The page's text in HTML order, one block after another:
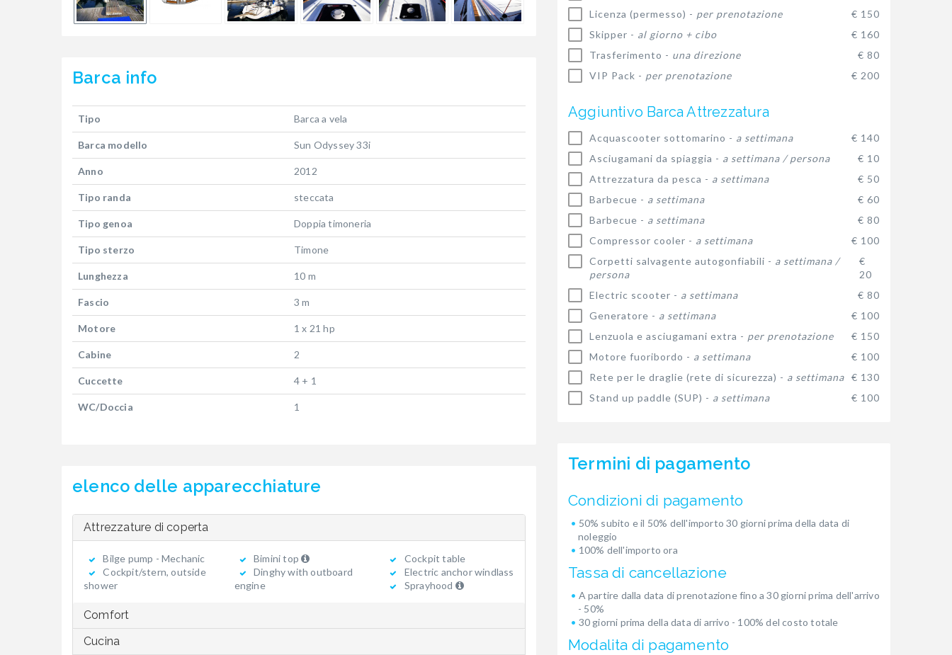
Barca info
Tipo Barca a vela
Barca modello Sun Odyssey 33i
Anno 2012
Tipo randa steccata
Tipo genoa Doppia timoneria
Tipo sterzo Timone
Lunghezza 10 m
Fascio 3 m
Motore 1 x 21 hp
Cabine 2
Cuccette 4 + 1
WC/Doccia 1
elenco delle apparecchiature
Attrezzature di coperta
Bilge pump - Mechanic Bimini top
Cockpit table
Cockpit/stern, outside
shower
Dinghy with outboard
engine
Electric anchor windlass
Sprayhood
Comfort
Cucina
Licenza (permesso) - per prenotazione
€ 150
Skipper - al giorno + cibo
€ 160
Trasferimento - una direzione
€ 80
VIP Pack - per prenotazione € 200
Aggiuntivo Barca Attrezzatura
Acquascooter sottomarino - a settimana
€ 140
Asciugamani da spiaggia - a settimana / persona
€ 10
Attrezzatura da pesca - a settimana
€ 50
Barbecue - a settimana
€ 60
Barbecue - a settimana
€ 80
Compressor cooler - a settimana
€ 100
Corpetti salvagente autogonfiabili - a settimana /
persona
€
20
Electric scooter - a settimana
€ 80
Generatore - a settimana
€ 100
Lenzuola e asciugamani extra - per prenotazione
€ 150
Motore fuoribordo - a settimana
€ 100
Rete per le draglie (rete di sicurezza) - a settimana € 130
Stand up paddle (SUP) - a settimana € 100
Termini di pagamento
Condizioni di pagamento
50% subito e il 50% dell'importo 30 giorni prima della data di
noleggio
100% dell'importo ora
Tassa di cancellazione
A partire dalla data di prenotazione fino a 30 giorni prima dell'arrivo
- 50%
30 giorni prima della data di arrivo - 100% del costo totale
Modalita di pagamento